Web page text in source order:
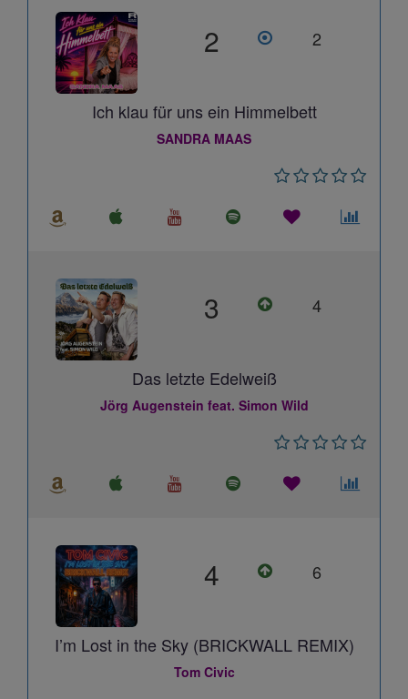
2 2
Ich klau für uns ein Himmelbett
SANDRA MAAS
3 4
Das letzte Edelweiß
Jörg Augenstein feat. Simon Wild
4 6
I’m Lost in the Sky (BRICKWALL REMIX)
Tom Civic